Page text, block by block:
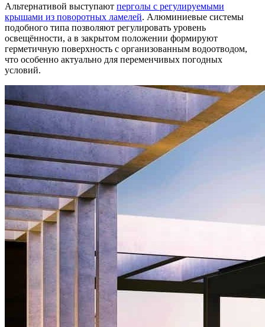
Альтернативой выступают перголы с регулируемыми
крышами из поворотных ламелей. Алюминиевые системы
подобного типа позволяют регулировать уровень
освещённости, а в закрытом положении формируют
герметичную поверхность с организованным водоотводом,
что особенно актуально для переменчивых погодных
условий.